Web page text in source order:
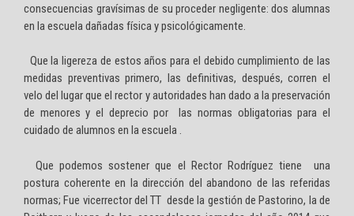
consecuencias gravísimas de su proceder negligente: dos alumnas
en la escuela dañadas física y psicológicamente.
Que la ligereza de estos años para el debido cumplimiento de las
medidas preventivas primero, las definitivas, después, corren el
velo del lugar que el rector y autoridades han dado a la preservación
de menores y el deprecio por las normas obligatorias para el
cuidado de alumnos en la escuela .
Que podemos sostener que el Rector Rodríguez tiene una
postura coherente en la dirección del abandono de las referidas
normas; Fue vicerrector del TT desde la gestión de Pastorino, la de